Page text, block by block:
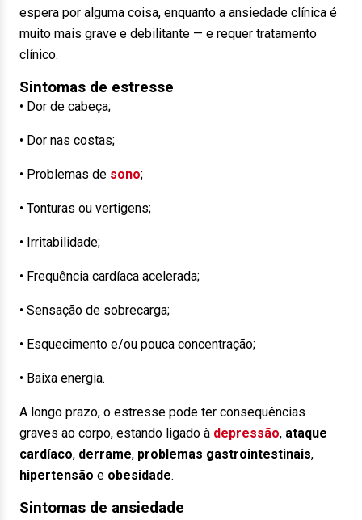
espera por alguma coisa, enquanto a ansiedade clínica é
muito mais grave e debilitante — e requer tratamento
clínico.
Sintomas de estresse
• Dor de cabeça;
• Dor nas costas;
• Problemas de sono;
• Tonturas ou vertigens;
• Irritabilidade;
• Frequência cardíaca acelerada;
• Sensação de sobrecarga;
• Esquecimento e/ou pouca concentração;
• Baixa energia.
A longo prazo, o estresse pode ter consequências
graves ao corpo, estando ligado à depressão, ataque
cardíaco, derrame, problemas gastrointestinais,
hipertensão e obesidade.
Sintomas de ansiedade